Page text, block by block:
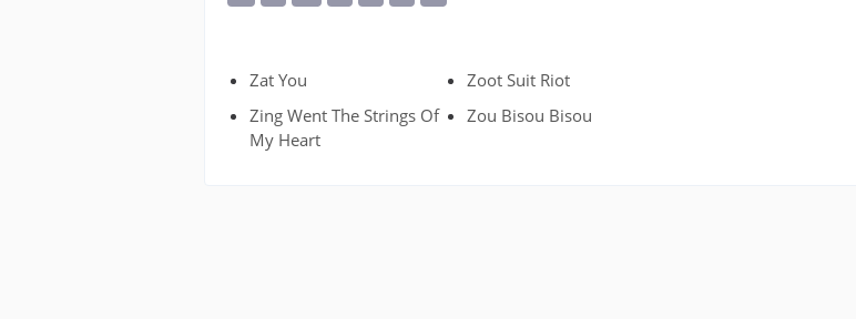
Zat You
Zing Went The Strings Of
My Heart
Zoot Suit Riot
Zou Bisou Bisou